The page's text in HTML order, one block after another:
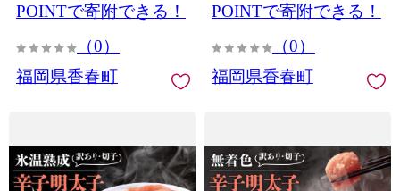
POINTで寄附できる！
（0）
福岡県香春町
POINTで寄附できる！
（0）
福岡県香春町